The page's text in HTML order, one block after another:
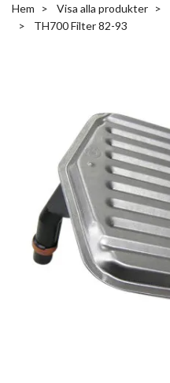
Hem Visa alla produkter
TH700 Filter 82-93